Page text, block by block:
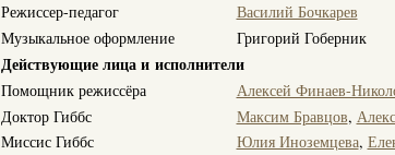
Режиссер-педагог
Василий Бочкарев
Музыкальное оформление
Григорий Гоберник
Действующие лица и исполнители
Помощник режиссёра
Алексей Финаев-
Доктор Гиббс
Максим Бравцов,
Миссис Гиббс
Юлия Иноземцева,